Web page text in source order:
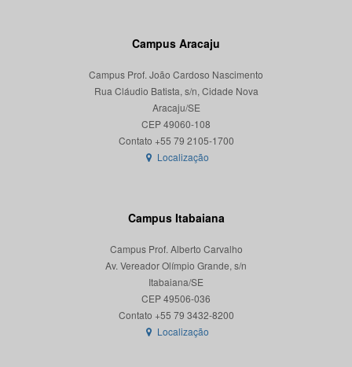
Campus Aracaju
Campus Prof. João Cardoso Nascimento
Rua Cláudio Batista, s/n, Cidade Nova
Aracaju/SE
CEP 49060-108
Localização
Campus Itabaiana
Campus Prof. Alberto Carvalho
Av. Vereador Olímpio Grande, s/n
Itabaiana/SE
CEP 49506-036
Localização